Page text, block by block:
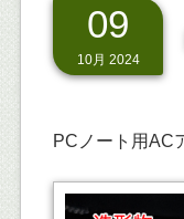
09
10月 2024
PCノート用AC